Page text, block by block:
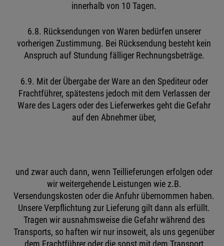
innerhalb von 10 Tagen.
6.8. Rücksendungen von Waren bedürfen unserer
vorherigen Zustimmung. Bei Rücksendung besteht kein
Anspruch auf Stundung fälliger Rechnungsbeträge.
6.9. Mit der Übergabe der Ware an den Spediteur oder
Frachtführer, spätestens jedoch mit dem Verlassen der
Ware des Lagers oder des Lieferwerkes geht die Gefahr
auf den Abnehmer über,
und zwar auch dann, wenn Teillieferungen erfolgen oder
wir weitergehende Leistungen wie z.B.
Versendungskosten oder die Anfuhr übernommen haben.
Unsere Verpflichtung zur Lieferung gilt dann als erfüllt.
Tragen wir ausnahmsweise die Gefahr während des
Transports, so haften wir nur insoweit, als uns gegenüber
dem Frachtführer oder die sonst mit dem Transport